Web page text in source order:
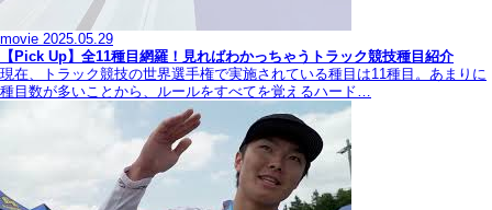
movie 2025.05.29
【Pick Up】全11種目網羅！見ればわかっちゃうトラック競技種目紹介
現在、トラック競技の世界選手権で実施されている種目は11種目。あまりに
種目数が多いことから、ルールをすべてを覚えるハード…